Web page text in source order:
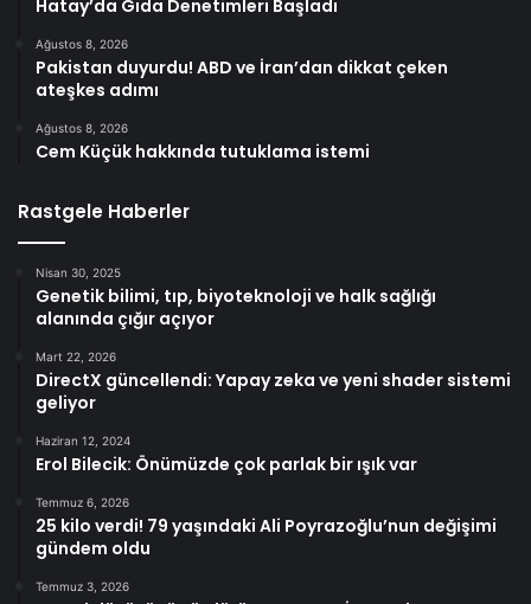
Hatay’da Gıda Denetimleri Başladı
Ağustos 8, 2026
Pakistan duyurdu! ABD ve İran’dan dikkat çeken
ateşkes adımı
Ağustos 8, 2026
Cem Küçük hakkında tutuklama istemi
Rastgele Haberler
Nisan 30, 2025
Genetik bilimi, tıp, biyoteknoloji ve halk sağlığı
alanında çığır açıyor
Mart 22, 2026
DirectX güncellendi: Yapay zeka ve yeni shader sistemi
geliyor
Haziran 12, 2024
Erol Bilecik: Önümüzde çok parlak bir ışık var
Temmuz 6, 2026
25 kilo verdi! 79 yaşındaki Ali Poyrazoğlu’nun değişimi
gündem oldu
Temmuz 3, 2026